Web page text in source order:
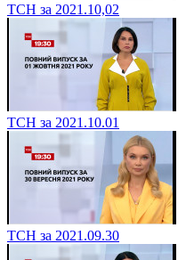
ТСН за 2021.10,02
ТСН за 2021.10.01
ТСН за 2021.09.30